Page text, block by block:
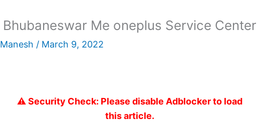
Bhubaneswar Me oneplus Service Center
Manesh / March 9, 2022
⚠️ Security Check: Please disable Adblocker to load
this article.